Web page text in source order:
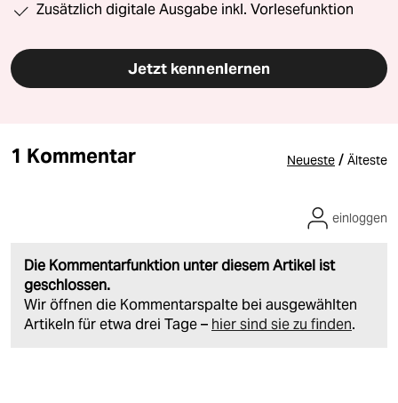
Zusätzlich digitale Ausgabe inkl. Vorlesefunktion
Jetzt kennenlernen
1 Kommentar Neueste / Älteste
Die Kommentarfunktion unter diesem Artikel ist
geschlossen.
Wir öffnen die Kommentarspalte bei ausgewählten
Artikeln für etwa drei Tage – hier sind sie zu finden.
einloggen